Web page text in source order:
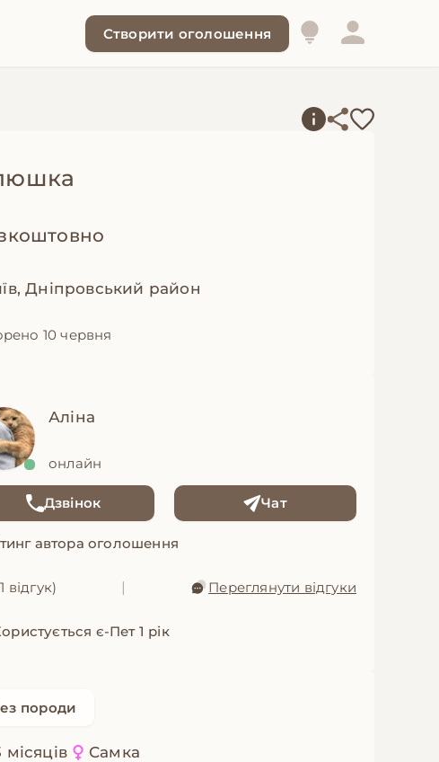
Створити оголошення
Дніпровський район
10 червня
Аліна
онлайн
Дзвінок Чат
автора оголошення
відгук) | Переглянути відгуки
є-Пет 1 рік
породи
місяців Самка